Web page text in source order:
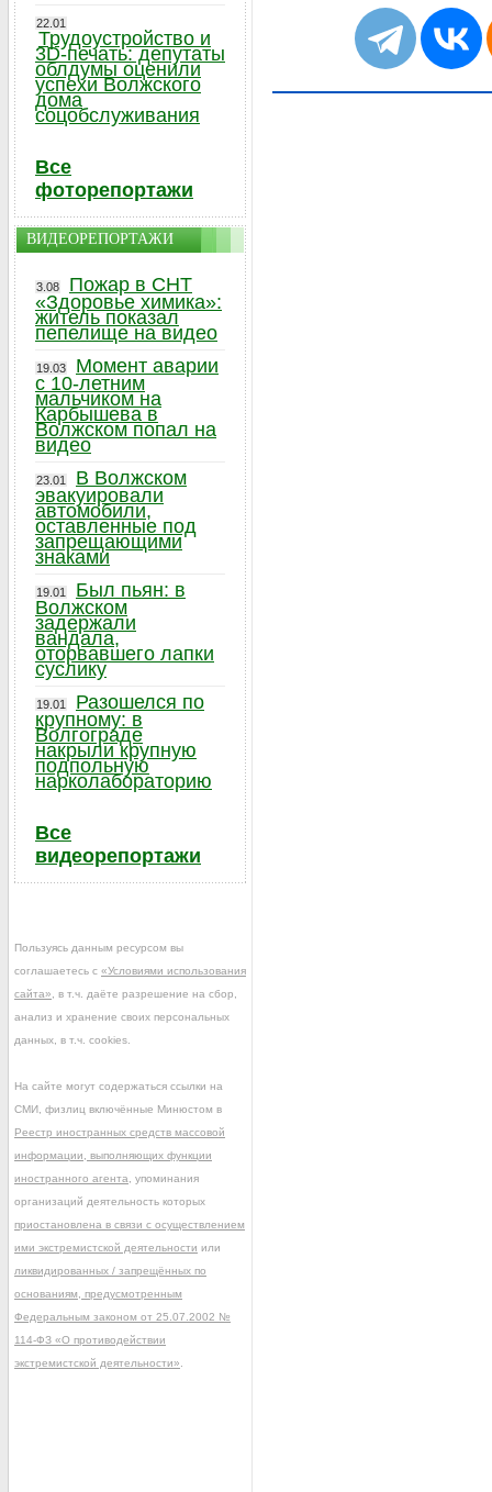
22.01
Трудоустройство и
3D-печать: депутаты
облдумы оценили
успехи Волжского
дома
соцобслуживания
Все
фоторепортажи
ВИДЕОРЕПОРТАЖИ
3.08
Пожар в СНТ
«Здоровье химика»:
житель показал
пепелище на видео
19.03
Момент аварии
с 10-летним
мальчиком на
Карбышева в
Волжском попал на
видео
23.01
В Волжском
эвакуировали
автомобили,
оставленные под
запрещающими
знаками
19.01
Был пьян: в
Волжском
задержали
вандала,
оторвавшего лапки
суслику
19.01
Разошелся по
крупному: в
Волгограде
накрыли крупную
подпольную
нарколабораторию
Все
видеорепортажи
Пользуясь данным ресурсом вы
соглашаетесь с «Условиями использования
сайта» , в т.ч. даёте разрешение на сбор,
анализ и хранение своих персональных
данных, в т.ч. cookies.
На сайте могут содержаться ссылки на
СМИ, физлиц включённые Минюстом в
Реестр иностранных средств массовой
информации, выполняющих функции
иностранного агента , упоминания
организаций деятельность которых
приостановлена в связи с осуществлением
ими экстремистской деятельности или
ликвидированных / запрещённых по
основаниям, предусмотренным
Федеральным законом от 25.07.2002 №
114-ФЗ «О противодействии
экстремистской деятельности»